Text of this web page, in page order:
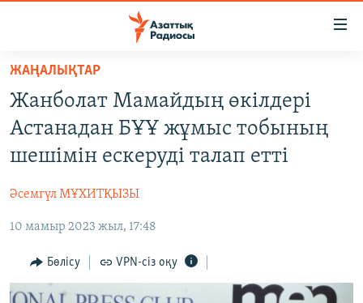
Skip
main
content
to
main
Navigation
Skip
Search
ЖАҢАЛЫҚТАР
AZATTYQTV
АДАМ ҚҰҚЫҚТАРЫ
ӘЛЕУМЕТ
ӘЛЕМ
АРНАЙЫ ЖОБАЛАР
ЖАҢАЛЫҚТАР
Жанболат Мамайдың өкілдері
Астанадан БҰҰ жұмыс тобының
шешімін ескеруді талап етті
Әсемгүл МҰХИТҚЫЗЫ
10 мамыр 2023 жыл, 17:48
Бөлісу VPN-сіз оқу